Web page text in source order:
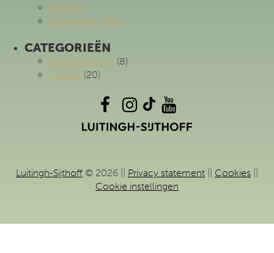
juni 2017
september 2016
CATEGORIEËN
Boek extra info (8)
Nieuws (20)
Luitingh-Sijthoff © 2026 || Privacy statement Cookies
Cookie instellingen